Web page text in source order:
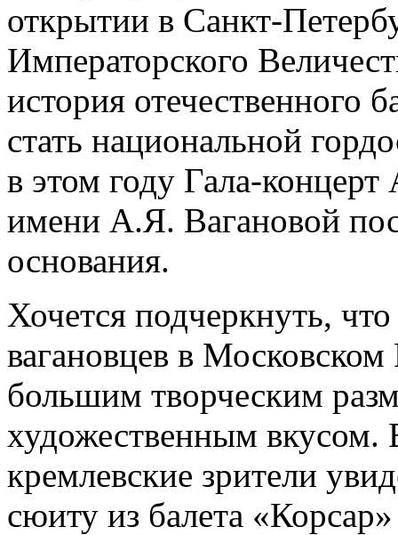
открытии в Санкт-
Императорского
история отечественного
стать национальной
в этом году Гала-
имени А.Я. Вагановой
основания.
Хочется подчеркнуть,
вагановцев в
большим творческим
художественным вкусом.
кремлевские зрители
сюиту из балета